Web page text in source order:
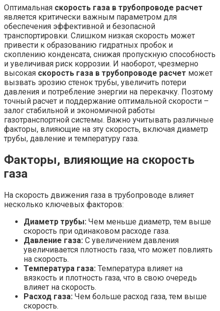
Оптимальная скорость газа в трубопроводе расчет
является критически важным параметром для
обеспечения эффективной и безопасной
транспортировки. Слишком низкая скорость может
привести к образованию гидратных пробок и
скоплению конденсата, снижая пропускную способность
и увеличивая риск коррозии. И наоборот, чрезмерно
высокая скорость газа в трубопроводе расчет может
вызвать эрозию стенок трубы, увеличить потери
давления и потребление энергии на перекачку. Поэтому
точный расчет и поддержание оптимальной скорости –
залог стабильной и экономичной работы
газотранспортной системы. Важно учитывать различные
факторы, влияющие на эту скорость, включая диаметр
трубы, давление и температуру газа.
Факторы, влияющие на скорость
газа
На скорость движения газа в трубопроводе влияет
несколько ключевых факторов:
Диаметр трубы: Чем меньше диаметр, тем выше
скорость при одинаковом расходе газа.
Давление газа: С увеличением давления
увеличивается плотность газа, что может повлиять
на скорость.
Температура газа: Температура влияет на
вязкость и плотность газа, что в свою очередь
влияет на скорость.
Расход газа: Чем больше расход газа, тем выше
скорость.